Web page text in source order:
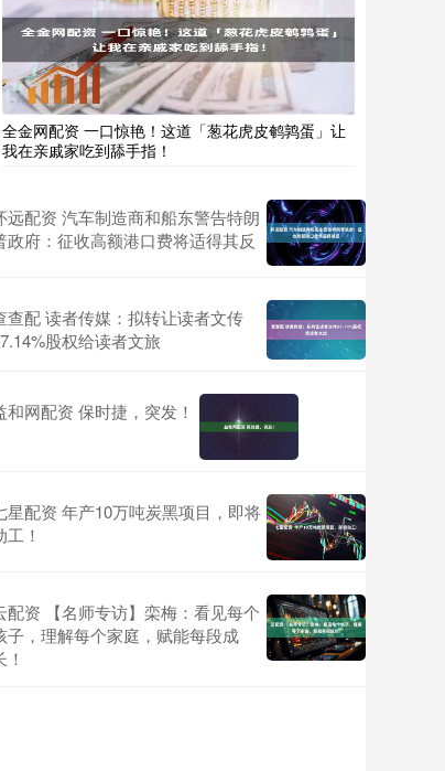
全金网配资 一口惊艳！这道「葱花虎皮鹌鹑蛋」让
我在亲戚家吃到舔手指！
远配资 汽车制造商和船东警告特朗
政府：征收高额港口费将适得其反
查配 读者传媒：拟转让读者文传
股权给读者文旅
和网配资 保时捷，突发！
星配资 年产10万吨炭黑项目，即将
工！
配资 【名师专访】栾梅：看见每个
子，理解每个家庭，赋能每段成
！